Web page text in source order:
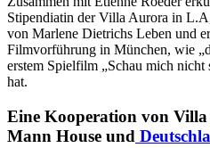
Stipendiatin der Villa Aurora in
von Marlene Dietrichs Leben und
Filmvorführung in München, wie
erstem Spielfilm „Schau mich nicht
hat.
Eine Kooperation von
Mann House und